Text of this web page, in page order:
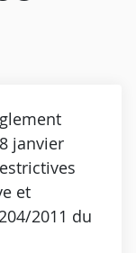
janvier
et
2011 du